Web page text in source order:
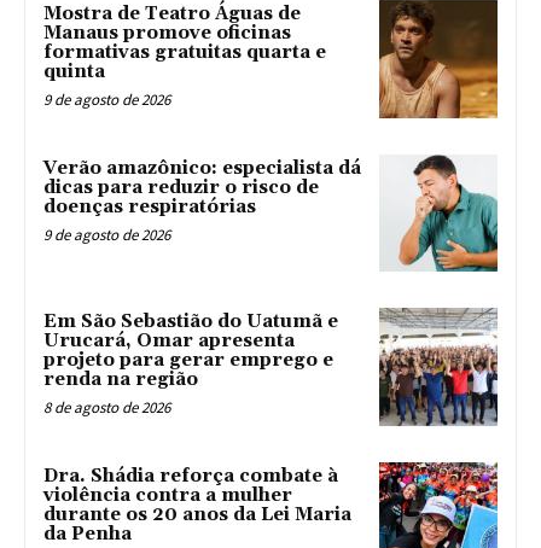
Mostra de Teatro Águas de
Manaus promove oficinas
formativas gratuitas quarta e
quinta
9 de agosto de 2026
Verão amazônico: especialista dá
dicas para reduzir o risco de
doenças respiratórias
9 de agosto de 2026
Em São Sebastião do Uatumã e
Urucará, Omar apresenta
projeto para gerar emprego e
renda na região
8 de agosto de 2026
Dra. Shádia reforça combate à
violência contra a mulher
durante os 20 anos da Lei Maria
da Penha